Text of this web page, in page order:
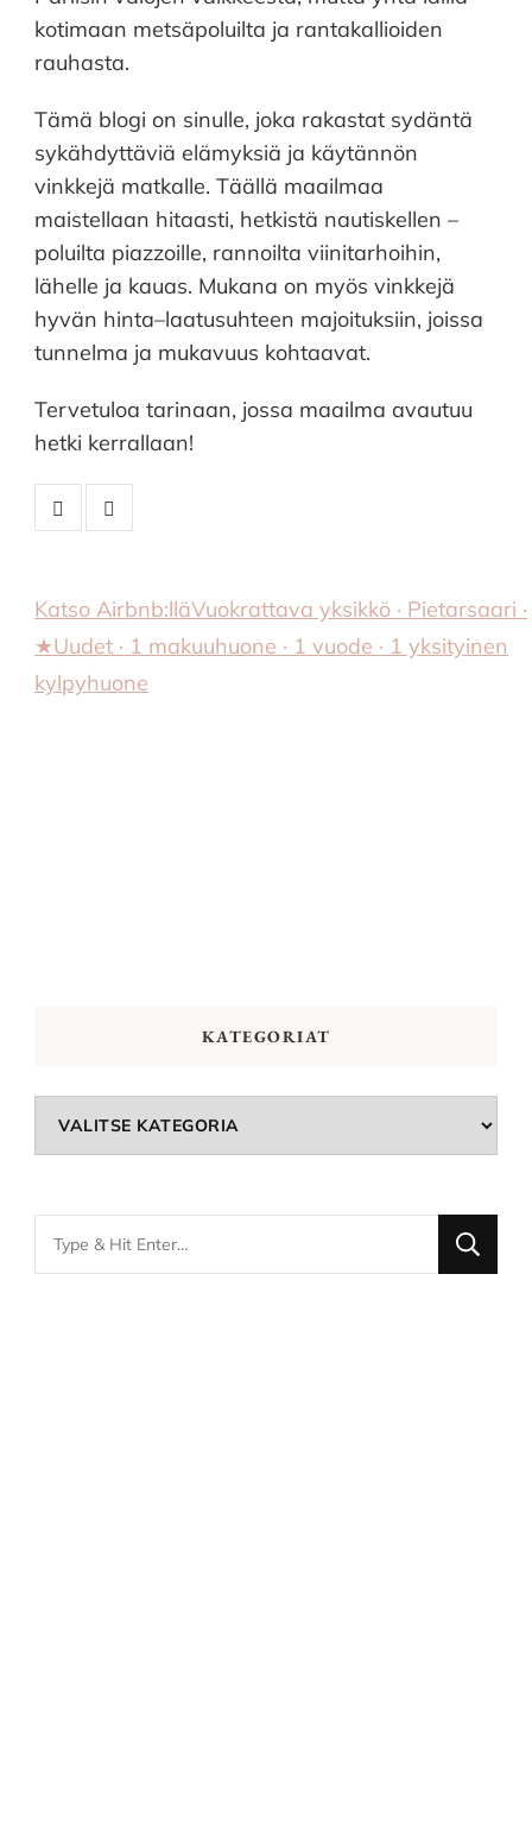
kotimaan metsäpoluilta ja rantakallioiden
rauhasta.
Tämä blogi on sinulle, joka rakastat sydäntä
sykähdyttäviä elämyksiä ja käytännön
vinkkejä matkalle. Täällä maailmaa
maistellaan hitaasti, hetkistä nautiskellen –
poluilta piazzoille, rannoilta viinitarhoihin,
lähelle ja kauas. Mukana on myös vinkkejä
hyvän hinta–laatusuhteen majoituksiin, joissa
tunnelma ja mukavuus kohtaavat.
Tervetuloa tarinaan, jossa maailma avautuu
hetki kerrallaan!
Katso Airbnb:lläVuokrattava yksikkö · Pietarsaari ·
★Uudet · 1 makuuhuone · 1 vuode · 1 yksityinen
kylpyhuone
KATEGORIAT
for